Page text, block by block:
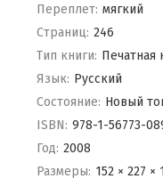
Переплет: мягкий
Cтраниц: 246
Тип книги: Печатная
Язык: Русский
Состояние: Новый
ISBN: 978-1-56773-
Год: 2008
Размеры: 152 × 227 ×